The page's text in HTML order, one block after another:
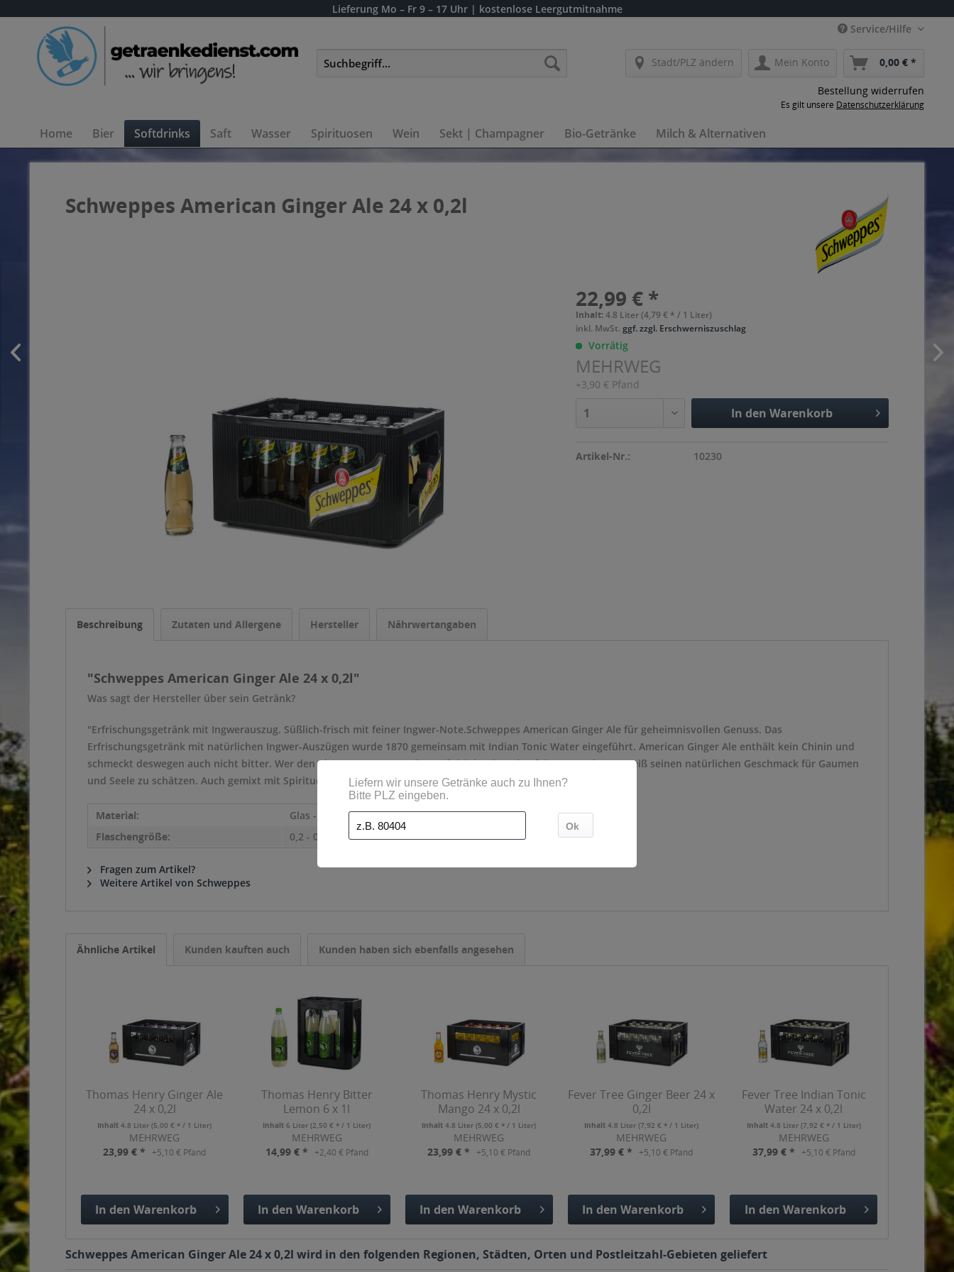
Lieferung Mo – Fr 9 – 17 Uhr | kostenlose Leergutmitnahme
Service/Hilfe
Stadt/PLZ ändern Mein Konto 0,00 € *
Bestellung widerrufen
Es gilt unsere Datenschutzerklärung
Home Bier Softdrinks Saft Wasser Spirituosen Wein Sekt | Champagner Bio-Getränke Milch & Alternativen
Schweppes American Ginger Ale 24 x 0,2l
22,99 € *
Inhalt:4.8 Liter (4,79 € * / 1 Liter)
inkl. MwSt.ggf. zzgl. Erschwerniszuschlag
Vorrätig
MEHRWEG
+3,90 € Pfand
In den Warenkorb
Artikel-Nr.: 10230
Beschreibung Zutaten und Allergene Hersteller Nährwertangaben
"Schweppes American Ginger Ale 24 x 0,2l"
Was sagt der Hersteller über sein Getränk?
"Erfrischungsgetränk mit Ingwerauszug. Süßlich-frisch mit feiner Ingwer-Note.Schweppes American Ginger Ale für geheimnisvollen Genuss. Das
Erfrischungsgetränk mit natürlichen Ingwer-Auszügen wurde 1870 gemeinsam mit Indian Tonic Water eingeführt. American Ginger Ale enthält kein Chinin und
schmeckt deswegen auch nicht bitter. Wer den Champagner unter den Softdrinks einmal auf der Zunge hatte, weiß seinen natürlichen Geschmack für Gaumen
und Seele zu schätzen. Auch gemixt mit Spirituosen wie Whiskey oder Ramazotti ein einzigartiger Genuss!"
Material:
Glas - Mehrweg
Flaschengröße:
0,2 - 0,33 l
Fragen zum Artikel?
Weitere Artikel von Schweppes
Ähnliche Artikel Kunden kauften auch Kunden haben sich ebenfalls angesehen
Thomas Henry Ginger Ale
24 x 0,2l
Inhalt4.8 Liter(5,00 € * / 1 Liter)
MEHRWEG
23,99 € *
+5,10 € Pfand
In den Warenkorb
Thomas Henry Bitter
Lemon 6 x 1l
Inhalt6 Liter(2,50 € * / 1 Liter)
MEHRWEG
14,99 € *
+2,40 € Pfand
In den Warenkorb
Thomas Henry Mystic
Mango 24 x 0,2l
Inhalt4.8 Liter(5,00 € * / 1 Liter)
MEHRWEG
23,99 € *
+5,10 € Pfand
In den Warenkorb
Fever Tree Ginger Beer 24 x
0,2l
Inhalt4.8 Liter(7,92 € * / 1 Liter)
MEHRWEG
37,99 € *
+5,10 € Pfand
In den Warenkorb
Fever Tree Indian Tonic
Water 24 x 0,2l
Inhalt 4.8 Liter (7,92 € * / 1 Liter)
MEHRWEG
37,99 € *
+5,10 € Pfand
In den Warenkorb
Schweppes American Ginger Ale 24 x 0,2l wird in den folgenden Regionen, Städten, Orten und Postleitzahl-Gebieten geliefert